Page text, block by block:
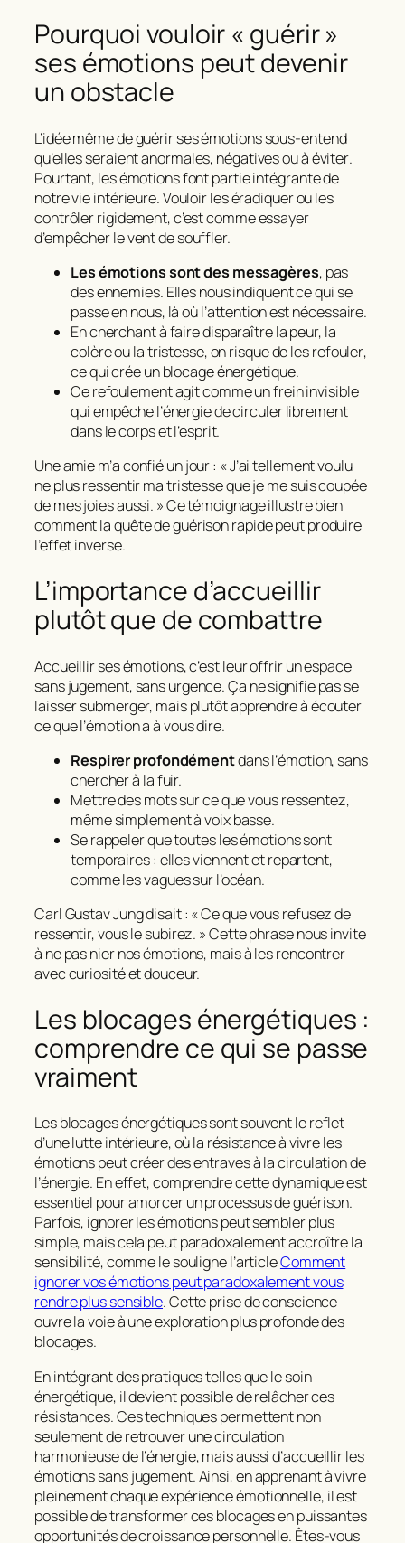
Pourquoi vouloir « guérir »
ses émotions peut devenir
un obstacle
L’idée même deguérirses émotions sous-entend
qu’elles seraientanormales, négativesouà éviter.
Pourtant, les émotions font partie intégrante de
notre vie intérieure. Vouloir les éradiquer ou les
contrôler rigidement, c’est comme essayer
d’empêcher le vent de souffler.
Les émotions sont des messagères, pas
des ennemies. Elles nous indiquent ce qui se
passe en nous, là où l’attention est nécessaire.
En cherchant àfaire disparaîtrela peur, la
colère ou la tristesse, on risque de lesrefouler,
ce qui crée un blocage énergétique.
Ce refoulement agit comme un frein invisible
qui empêche l’énergie de circuler librement
dans le corps et l’esprit.
Une amie m’a confié un jour : « J’ai tellement voulu
ne plus ressentir ma tristesse que je me suis coupée
de mes joies aussi. » Ce témoignage illustre bien
comment la quête de guérison rapide peut produire
l’effet inverse.
L’importance d’accueillir
plutôt que de combattre
Accueillir ses émotions, c’est leur offrir un espace
sans jugement, sans urgence. Ça ne signifie pas se
laisser submerger, mais plutôt apprendre àécouter
ce que l’émotion a à vous dire.
Respirer profondémentdans l’émotion, sans
chercher à la fuir.
Mettre des mots sur ce que vous ressentez,
même simplement à voix basse.
Se rappeler quetoutes les émotions sont
temporaires: elles viennent et repartent,
comme les vagues sur l’océan.
Carl Gustav Jung disait : « Ce que vous refusez de
ressentir, vous le subirez. »Cette phrase nous invite
à ne pas nier nos émotions, mais à les rencontrer
avec curiosité et douceur.
Les blocages énergétiques :
comprendre ce qui se passe
vraiment
Les blocages énergétiques sont souvent le reflet
d’une lutte intérieure, où la résistance à vivre les
émotions peut créer des entraves à la circulation de
l’énergie. En effet, comprendre cette dynamique est
essentiel pour amorcer un processus de guérison.
Parfois, ignorer les émotions peut sembler plus
simple, mais cela peut paradoxalement accroître la
sensibilité, comme le souligne l’articleComment
ignorer vos émotions peut paradoxalement vous
rendre plus sensible. Cette prise de conscience
ouvre la voie à une exploration plus profonde des
blocages.
En intégrant des pratiques telles que le soin
énergétique, il devient possible de relâcher ces
résistances. Ces techniques permettent non
seulement de retrouver une circulation
harmonieuse de l’énergie, mais aussi d’accueillir les
émotions sans jugement. Ainsi, en apprenant à vivre
pleinement chaque expérience émotionnelle, il est
possible de transformer ces blocages en puissantes
opportunités de croissance personnelle. Êtes-vous